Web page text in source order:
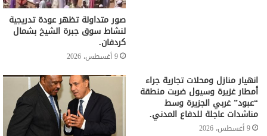
صور متداولة تظهر عودة تدريجية
لنشاط سوق جبرة الشيخ بشمال
كردفان.
9 أغسطس، 2026
انهيار منازل ومحلات تجارية جراء
أمطار غزيرة وسيول ضربت منطقة
“عبود” غربي الجزيرة وسط
مناشدات عاجلة للدفاع المدني.
9 أغسطس، 2026